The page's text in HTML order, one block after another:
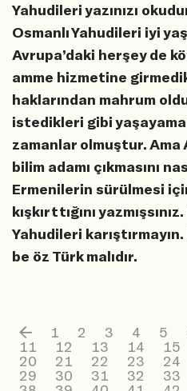
Yahudileri yazınızı
Osmanlı Yahudileri iyi
Avrupa’daki herşey de
amme hizmetine
haklarından mahrum
istedikleri gibi
zamanlar olmuştur. Ama
bilim adamı çıkmasını
Ermenilerin sürülmesi
kışkırttığını
Yahudileri
be öz Türk malıdır.
1 2 3 4 5
11
12 13 14 15
20
21 22 23 24
29
30 31 32 33